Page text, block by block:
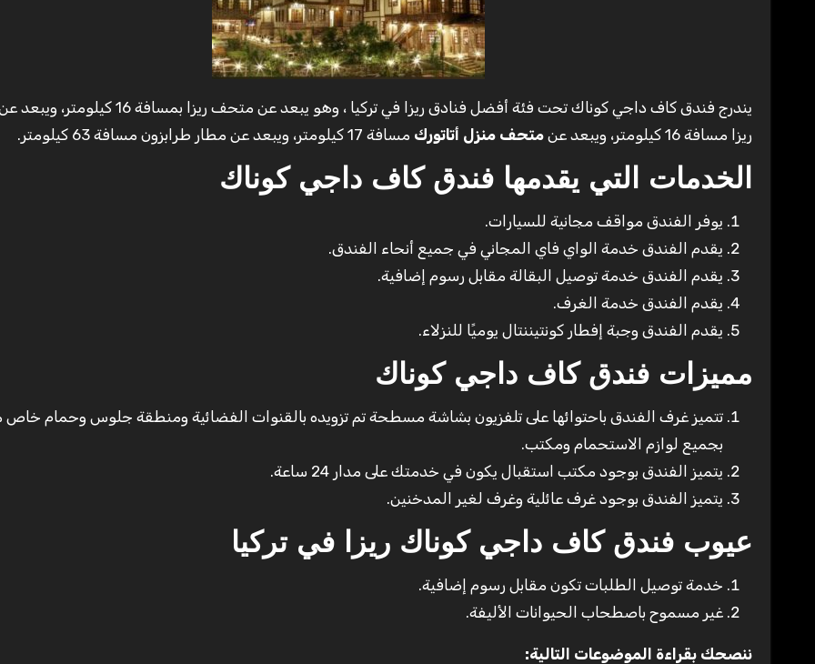
يندرج فندق كاف داجي كوناك تحت فئة أفضل فنادق ريزا في تركيا ، وهو يبعد عن متحف
ريزا مسافة 16 كيلومتر، ويبعد عن
متحف منزل أتاتورك مسافة 17 كيلومتر، ويبعد عن مطار طرابزون مسافة 63 كيلومتر.
الخدمات التي يقدمها فندق كاف داجي كوناك
يوفر الفندق مواقف مجانية للسيارات.
يقدم الفندق خدمة الواي فاي المجاني في جميع أنحاء الفندق.
يقدم الفندق خدمة توصيل البقالة مقابل رسوم إضافية.
يقدم الفندق خدمة الغرف.
يقدم الفندق وجبة إفطار كونتيننتال يوميًا للنزلاء.
مميزات فندق كاف داجي كوناك
تتميز غرف الفندق باحتوائها على تلفزيون بشاشة مسطحة تم تزويده بالقنوات الفضائية ومنطقة جلوس وحمام خاص
بجميع لوازم الاستحمام ومكتب.
يتميز الفندق بوجود مكتب استقبال يكون في خدمتك على مدار 24 ساعة.
يتميز الفندق بوجود غرف عائلية وغرف لغير المدخنين.
عيوب فندق كاف داجي كوناك ريزا في تركيا
خدمة توصيل الطلبات تكون مقابل رسوم إضافية.
غير مسموح باصطحاب الحيوانات الأليفة.
ننصحك بقراءة الموضوعات التالية: